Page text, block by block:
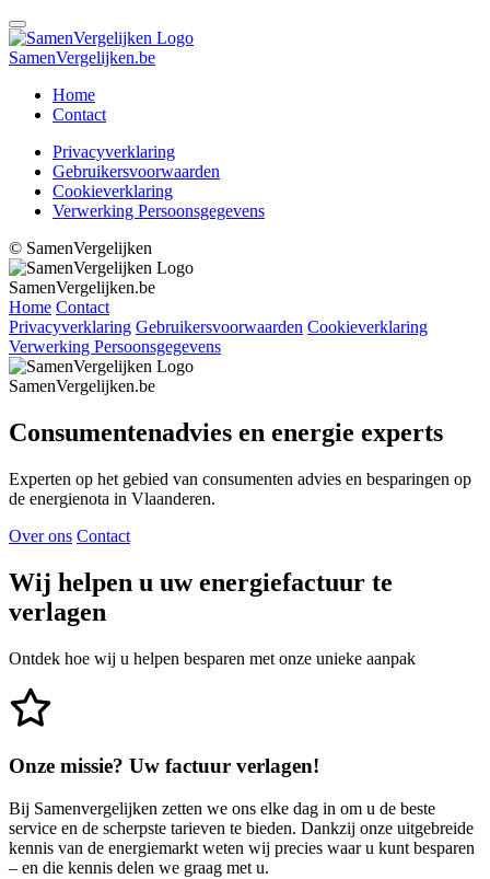
SamenVergelijken.be
Home
Contact
Privacyverklaring
Gebruikersvoorwaarden
Cookieverklaring
Verwerking Persoonsgegevens
© SamenVergelijken
SamenVergelijken.be
Home Contact
Privacyverklaring Gebruikersvoorwaarden Cookieverklaring
Verwerking Persoonsgegevens
SamenVergelijken.be
Consumentenadvies en energie experts
Experten op het gebied van consumenten advies en besparingen op
de energienota in Vlaanderen.
Over ons Contact
Wij helpen u uw energiefactuur te
verlagen
Ontdek hoe wij u helpen besparen met onze unieke aanpak
Onze missie? Uw factuur verlagen!
Bij Samenvergelijken zetten we ons elke dag in om u de beste
service en de scherpste tarieven te bieden. Dankzij onze uitgebreide
kennis van de energiemarkt weten wij precies waar u kunt besparen
– en die kennis delen we graag met u.